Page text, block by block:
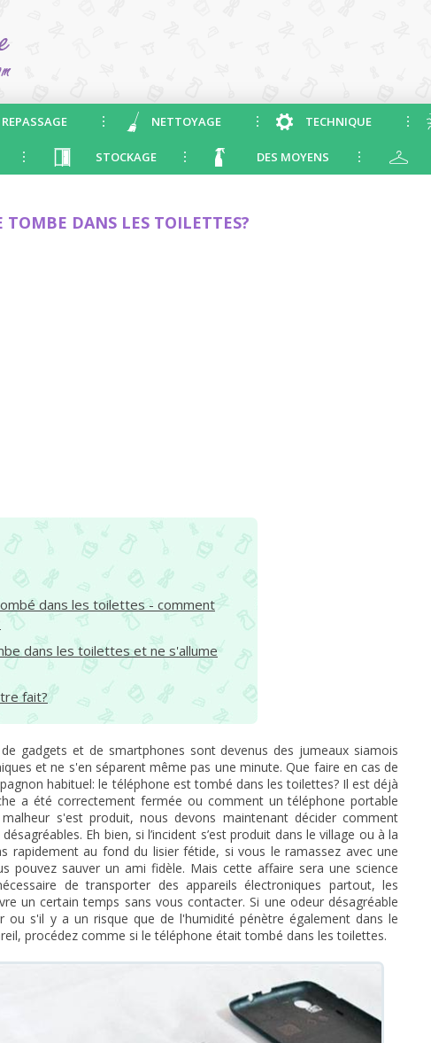
REPASSAGE NETTOYAGE TECHNIQUE
STOCKAGE DES MOYENS
TOMBE DANS LES TOILETTES?
dans les toilettes - comment
dans les toilettes et ne s'allume
fait?
gadgets et de smartphones sont devenus des jumeaux siamois
et ne s'en séparent même pas une minute. Que faire en cas de
habituel: le téléphone est tombé dans les toilettes? Il est déjà
a été correctement fermée ou comment un téléphone portable
s'est produit, nous devons maintenant décider comment
Eh bien, si l’incident s’est produit dans le village ou à la
rapidement au fond du lisier fétide, si vous le ramassez avec une
pouvez sauver un ami fidèle. Mais cette affaire sera une science
de transporter des appareils électroniques partout, les
un certain temps sans vous contacter. Si une odeur désagréable
ou s'il y a un risque que de l'humidité pénètre également dans le
procédez comme si le téléphone était tombé dans les toilettes.